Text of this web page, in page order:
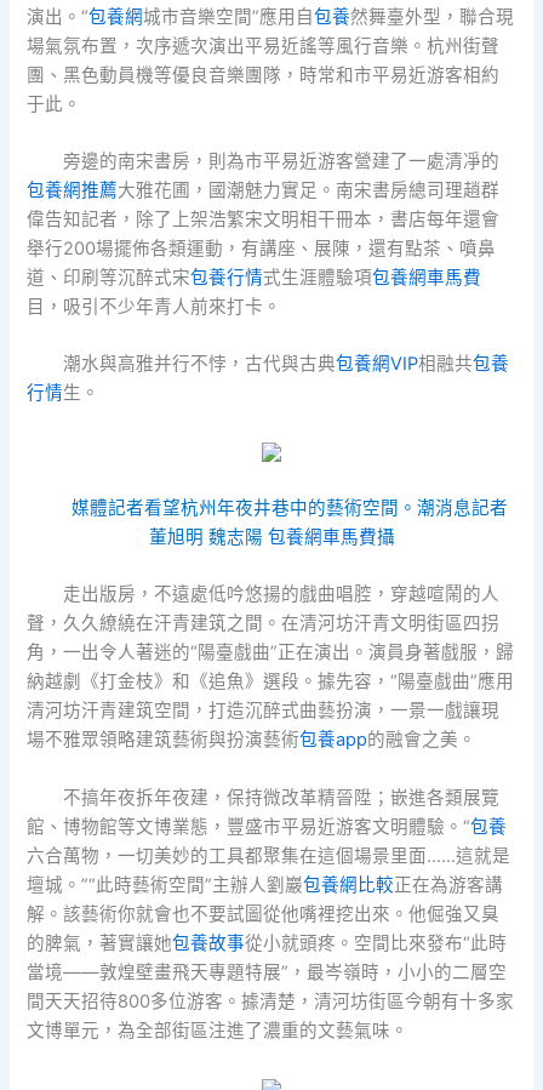
演出。“包養網城市音樂空間”應用自包養然舞臺外型，聯合現
場氣氛布置，次序遞次演出平易近謠等風行音樂。杭州街聲
團、黑色動員機等優良音樂團隊，時常和市平易近游客相約
于此。
旁邊的南宋書房，則為市平易近游客營建了一處清凈的
包養網推薦大雅花圃，國潮魅力實足。南宋書房總司理趙群
偉告知記者，除了上架浩繁宋文明相干冊本，書店每年還會
舉行200場擺佈各類運動，有講座、展陳，還有點茶、噴鼻
道、印刷等沉醉式宋包養行情式生涯體驗項包養網車馬費
目，吸引不少年青人前來打卡。
潮水與高雅并行不悖，古代與古典包養網VIP相融共包養
行情生。
媒體記者看望杭州年夜井巷中的藝術空間。潮消息記者
董旭明 魏志陽 包養網車馬費攝
走出版房，不遠處低吟悠揚的戲曲唱腔，穿越喧鬧的人
聲，久久繚繞在汗青建筑之間。在清河坊汗青文明街區四拐
角，一出令人著迷的“陽臺戲曲”正在演出。演員身著戲服，歸
納越劇《打金枝》和《追魚》選段。據先容，“陽臺戲曲”應用
清河坊汗青建筑空間，打造沉醉式曲藝扮演，一景一戲讓現
場不雅眾領略建筑藝術與扮演藝術包養app的融會之美。
不搞年夜拆年夜建，保持微改革精晉陞；嵌進各類展覽
館、博物館等文博業態，豐盛市平易近游客文明體驗。“包養
六合萬物，一切美妙的工具都聚集在這個場景里面……這就是
壇城。”“此時藝術空間”主辦人劉巖包養網比較正在為游客講
解。該藝術你就會也不要試圖從他嘴裡挖出來。他倔強又臭
的脾氣，著實讓她包養故事從小就頭疼。空間比來發布“此時
當境——敦煌壁畫飛天專題特展”，最岑嶺時，小小的二層空
間天天招待800多位游客。據清楚，清河坊街區今朝有十多家
文博單元，為全部街區注進了濃重的文藝氣味。